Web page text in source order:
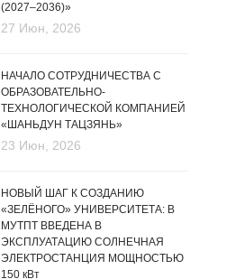
(2027–2036)»
27 Июн, 2026
НАЧАЛО СОТРУДНИЧЕСТВА С
ОБРАЗОВАТЕЛЬНО-
ТЕХНОЛОГИЧЕСКОЙ КОМПАНИЕЙ
«ШАНЬДУН ТАЦЗЯНЬ»
23 Июн, 2026
НОВЫЙ ШАГ К СОЗДАНИЮ
«ЗЕЛЁНОГО» УНИВЕРСИТЕТА: В
МУТПТ ВВЕДЕНА В
ЭКСПЛУАТАЦИЮ СОЛНЕЧНАЯ
ЭЛЕКТРОСТАНЦИЯ МОЩНОСТЬЮ
150 кВт